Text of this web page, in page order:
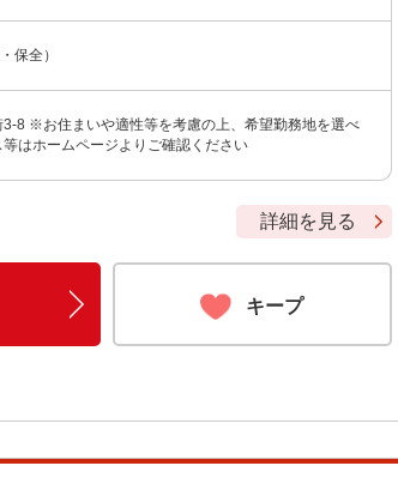
保全）
8 ※お住まいや適性等を考慮の上、希望勤務地を選べ
はホームページよりご確認ください
詳細を見る
キープ